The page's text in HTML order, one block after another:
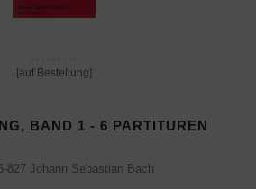
[auf Bestellung]
BAND 1 - 6 PARTITUREN
827 Johann Sebastian Bach